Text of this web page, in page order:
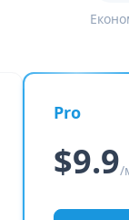
Pro
$9.9/